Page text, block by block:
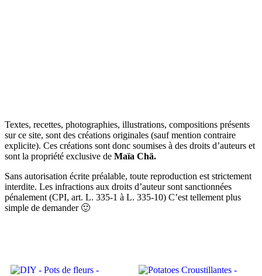
Textes, recettes, photographies, illustrations, compositions présents
sur ce site, sont des créations originales (sauf mention contraire
explicite). Ces créations sont donc soumises à des droits d’auteurs et
sont la propriété exclusive de Maïa Chä.
Sans autorisation écrite préalable, toute reproduction est strictement
interdite. Les infractions aux droits d’auteur sont sanctionnées
pénalement (CPI, art. L. 335-1 à L. 335-10) C’est tellement plus
simple de demander 🙂